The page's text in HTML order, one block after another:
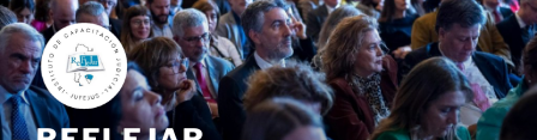
Ir
al
contenido